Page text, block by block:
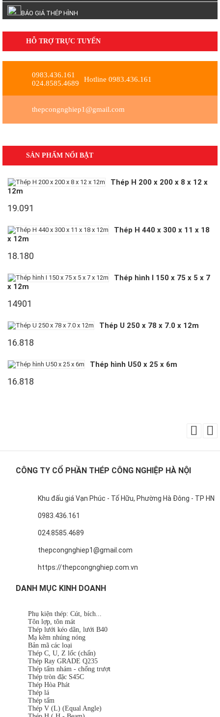
BÁO GIÁ THÉP HÌNH
HỖ TRỢ TRỰC TUYẾN
0983.436.161
024.8585.4689
Hotline 0983.436.161
thepcongnghiep1@gmail.com
SẢN PHẨM NỔI BẬT
Thép H 200 x 200 x 8 x 12 x
12m
19.091
Thép H 440 x 300 x 11 x 18
x 12m
18.180
Thép hình I 150 x 75 x 5 x 7
x 12m
14901
Thép U 250 x 78 x 7.0 x 12m
16.818
Thép hình U50 x 25 x 6m
16.818
CÔNG TY CỔ PHẦN THÉP CÔNG NGHIỆP HÀ NỘI
Khu đấu giá Vạn Phúc - Tố Hữu, Phường Hà Đông - TP HN
0983.436.161
024.8585.4689
thepcongnghiep1@gmail.com
https://thepcongnghiep.com.vn
DANH MỤC KINH DOANH
Phụ kiện thép: Cút, bích...
Tôn lợp, tôn mát
Thép lưới kéo dãn, lưới B40
Mạ kẽm nhúng nóng
Bản mã các loại
Thép C, U, Z lốc (chấn)
Thép Ray GRADE Q235
Thép tấm nhám - chống trượt
Thép tròn đặc S45C
Thép Hòa Phát
Thép lá
Thép tấm
Thép V (L) (Equal Angle)